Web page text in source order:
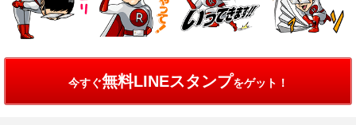
今すぐ無料LINEスタンプをゲット！